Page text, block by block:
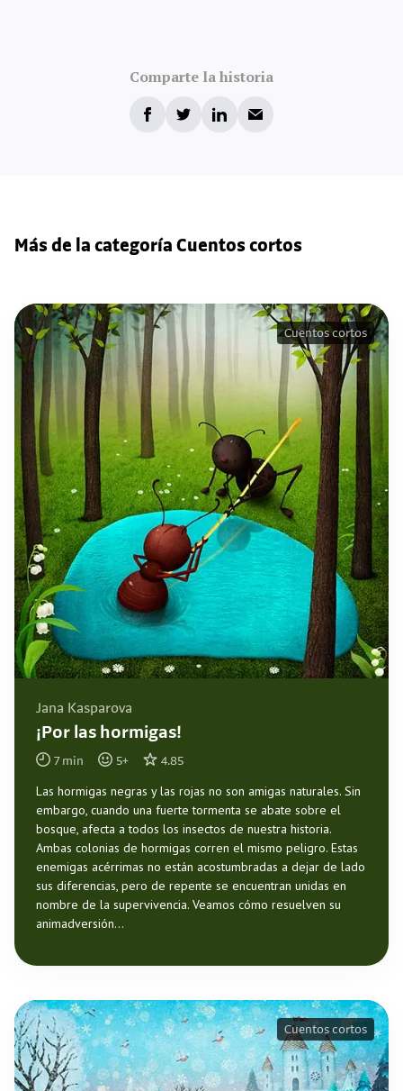
Comparte la historia
Más de la categoría Cuentos cortos
Jana Kasparova
¡Por las hormigas!
7min 5+ 4.85
Las hormigas negras y las rojas no son amigas naturales. Sin
embargo, cuando una fuerte tormenta se abate sobre el
bosque, afecta a todos los insectos de nuestra historia.
Ambas colonias de hormigas corren el mismo peligro. Estas
enemigas acérrimas no están acostumbradas a dejar de lado
sus diferencias, pero de repente se encuentran unidas en
nombre de la supervivencia. Veamos cómo resuelven su
animadversión...
Cuentos cortos
Cuentos cortos